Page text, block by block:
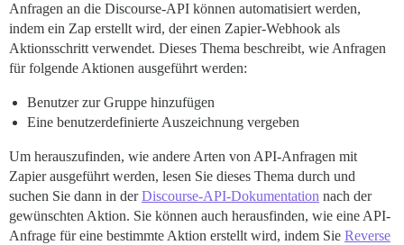
Anfragen an die Discourse-API können automatisiert werden,
indem ein Zap erstellt wird, der einen Zapier-Webhook als
Aktionsschritt verwendet. Dieses Thema beschreibt, wie Anfragen
für folgende Aktionen ausgeführt werden:
Benutzer zur Gruppe hinzufügen
Eine benutzerdefinierte Auszeichnung vergeben
Um herauszufinden, wie andere Arten von API-Anfragen mit
Zapier ausgeführt werden, lesen Sie dieses Thema durch und
suchen Sie dann in derDiscourse-API-Dokumentation nach der
gewünschten Aktion. Sie können auch herausfinden, wie eine API-
Anfrage für eine bestimmte Aktion erstellt wird, indem Sie Reverse